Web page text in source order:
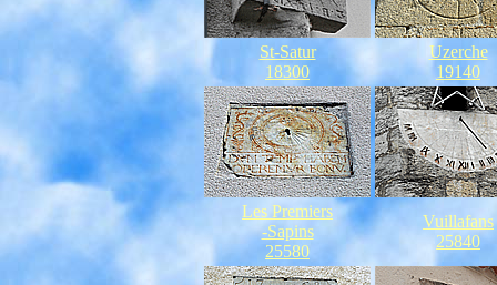
St-Satur
18300
Uzerche
19140
Les Premiers
-Sapins
25580
Vuillafans
25840